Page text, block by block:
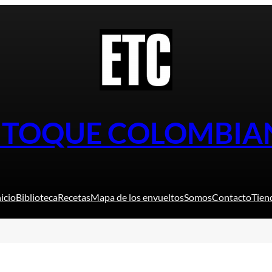
TOQUE
BibliotecaRecetasMapa de los envueltosSomosContacto